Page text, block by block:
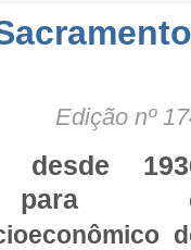
Edição nº
desde
para